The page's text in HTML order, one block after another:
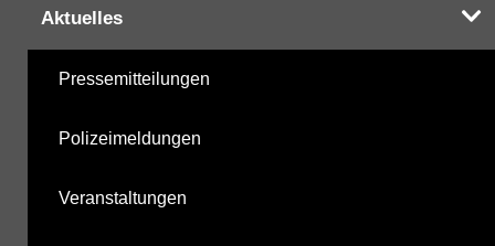
Aktuelles
Pressemitteilungen
Polizeimeldungen
Veranstaltungen